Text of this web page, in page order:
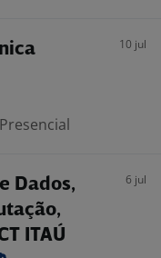
10 jul
Presencial
Dados,
ITAÚ
6 jul